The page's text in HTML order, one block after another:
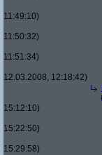
11:49:10)
11:50:32)
11:51:34)
12.03.2008, 12:18:42)
15:12:10)
15:22:50)
15:29:58)